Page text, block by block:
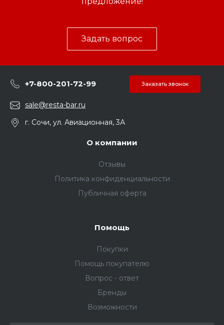
Задать вопрос
+7-800-201-72-99 Заказать звонок
sale@resta-bar.ru
г. Сочи, ул. Авиационная, 3А
О компании
Отзывы
Политика конфиденциальности
Публичная оферта
Помощь
Покупки
Помощь покупателю
Вопрос - ответ
Бренды
Возможности